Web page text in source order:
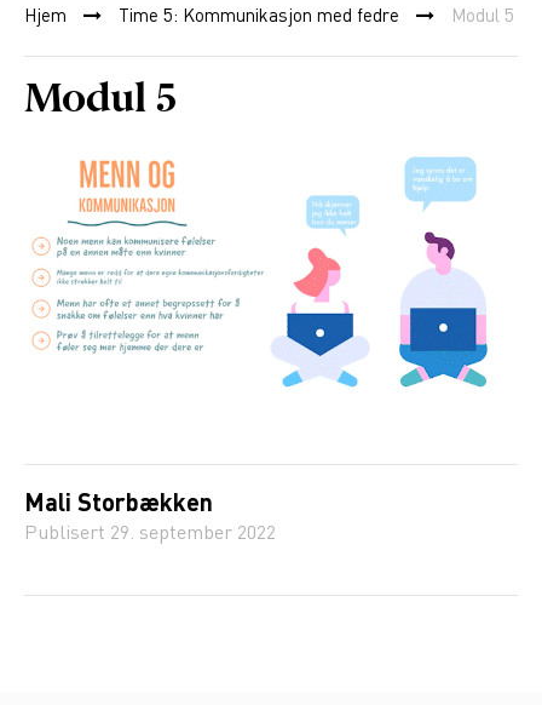
Hjem Time 5: Kommunikasjon med fedre Modul 5
Modul 5
Mali Storbækken
Publisert 29. september 2022